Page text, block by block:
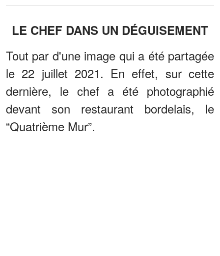
LE CHEF DANS UN DÉGUISEMENT
Tout par d'une image qui a été partagée
le 22 juillet 2021. En effet, sur cette
dernière, le chef a été photographié
devant son restaurant bordelais, le
“Quatrième Mur”.